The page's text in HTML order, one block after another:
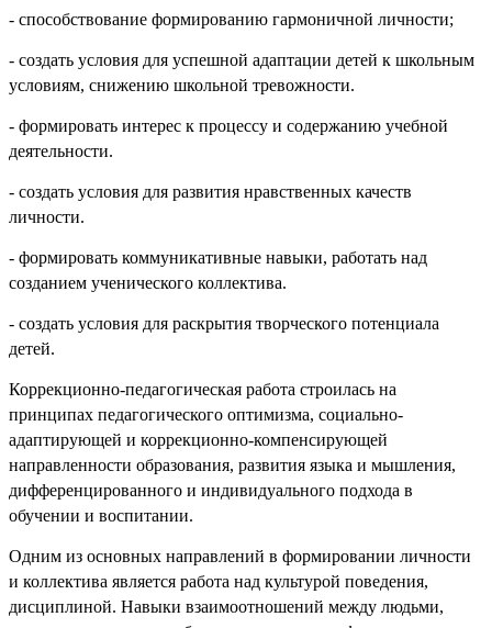
- способствование формированию гармоничной личности;
- создать условия для успешной адаптации детей к школьным
условиям, снижению школьной тревожности.
- формировать интерес к процессу и содержанию учебной
деятельности.
- создать условия для развития нравственных качеств
личности.
- формировать коммуникативные навыки, работать над
созданием ученического коллектива.
- создать условия для раскрытия творческого потенциала
детей.
Коррекционно-педагогическая работа строилась на
принципах педагогического оптимизма, социально-
адаптирующей и коррекционно-компенсирующей
направленности образования, развития языка и мышления,
дифференцированного и индивидуального подхода в
обучении и воспитании.
Одним из основных направлений в формировании личности
и коллектива является работа над культурой поведения,
дисциплиной. Навыки взаимоотношений между людьми,